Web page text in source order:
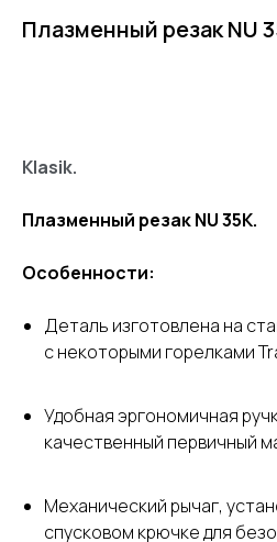
Плазменный резак NU
Klasik.
Плазменный резак NU 35K.
Особенности:
Деталь изготовлена ​​на
с некоторыми горелками
Удобная эргономичная
качественный первичный
Механический рычаг,
спусковом крючке для